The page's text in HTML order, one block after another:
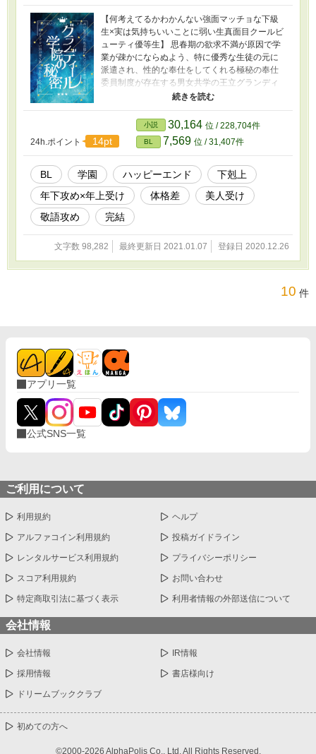
【何考えてるかわかんない強面マッチョな下級
生×実は気持ちいいことに弱い生真面目クールビ
ューティ優等生】 思春期の欲求不満が原因で学
業が疎かにならぬよう、特に優秀な生徒の元に
派遣され、性的な奉仕をしてくれる極秘の奉仕
委員制度が存在する男女共学の王立グランディ
ール学院。 『笑わないプリンス』と呼ばれる筆
出してみたら、やってきたのは自分よりずっと
体格のいい強面の下級生男子ゲオルグだった。
てっきり女子委員が来て手や口で慰めてくれる
のだと思っていたアリスティドは驚き戸惑う
も、ウブで潔癖な心と身体をゲオルグの『少し
意地悪だけどひたすらアリスティドを愛し可愛
がってくれるご奉仕』に散々開発されてしま
い、彼なしでは眠れない身体にされてしまう。
生真面目なアリスティドはそんな自分をどうし
ても許せず、また自分をそんな風に変えてしま
った彼に激しい苛立ちと不信感を抱く。 一体な
ぜゲオルグは奉仕委員になどなったのか、そこ
までして自分をこんな目に合わせたかったのか
24h.ポイント 14pt
小説 30,164 位 / 228,704件
BL 7,569 位 / 31,407件
BL 学園 ハッピーエンド
下剋上
年下攻め×年上受け
体格差
美人受け
敬語攻め
完結
文字数 98,282 最終更新日 2021.01.07 登録日 2020.12.26
10 件
アプリ一覧
公式SNS一覧
ご利用について
利用規約 ヘルプ
アルファコイン利用規約 投稿ガイドライン
レンタルサービス利用規約 プライバシーポリシー
スコア利用規約 お問い合わせ
特定商取引法に基づく表示 利用者情報の外部送信について
会社情報
会社情報 IR情報
採用情報 書店様向け
ドリームブッククラブ
初めての方へ
©2000-2026 AlphaPolis Co., Ltd. All Rights Reserved.